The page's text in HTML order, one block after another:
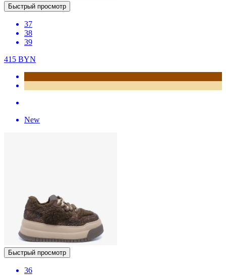
Быстрый просмотр
37
38
39
415 BYN
New
Быстрый просмотр
36